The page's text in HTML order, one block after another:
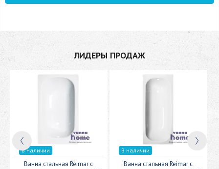
ЛИДЕРЫ ПРОДАЖ
В наличии
Ванна стальная Reimar с
В наличии
Ванна стальная Reimar с